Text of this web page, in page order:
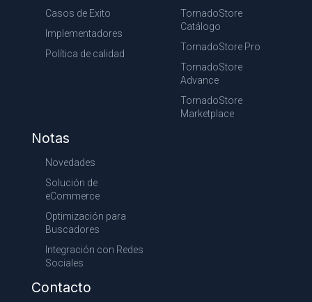
Casos de Exito
Implementadores
Política de calidad
TornadoStore
Catálogo
TornadoStore Pro
TornadoStore
Advance
TornadoStore
Marketplace
Notas
Novedades
Solución de
eCommerce
Optimización para
Buscadores
Integración con Redes
Sociales
Contacto